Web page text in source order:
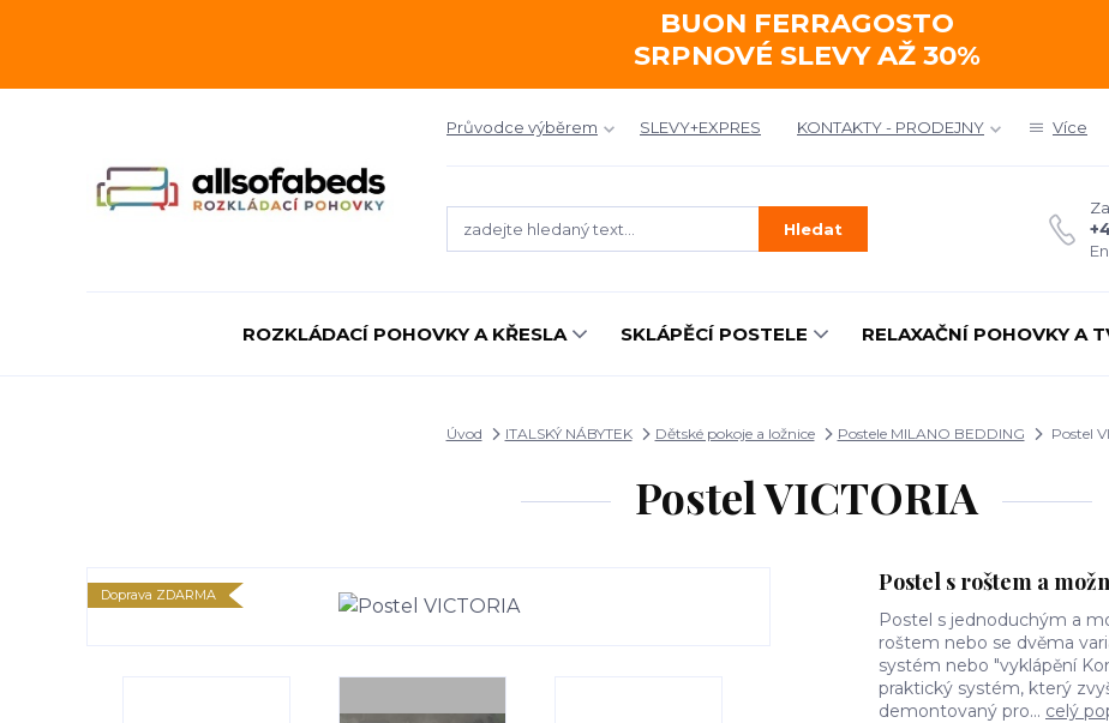
BUON FERRAGOSTO
SRPNOVÉ SLEVY AŽ 30%
Průvodce výběrem SLEVY+EXPRES KONTAKTY - PRODEJNY Více
Hledat
ROZKLÁDACÍ POHOVKY A KŘESLA SKLÁPĚCÍ POSTELE RELAXAČNÍ POHOVKY A
Úvod ITALSKÝ NÁBYTEK Dětské pokoje a ložnice Postele MILANO BEDDING Postel
Postel VICTORIA
Doprava ZDARMA Postel s roštem a
Postel s jednoduchým a
roštem nebo se dvěma
systém nebo "vyklápění
praktický systém, který
demontovaný pro... celý